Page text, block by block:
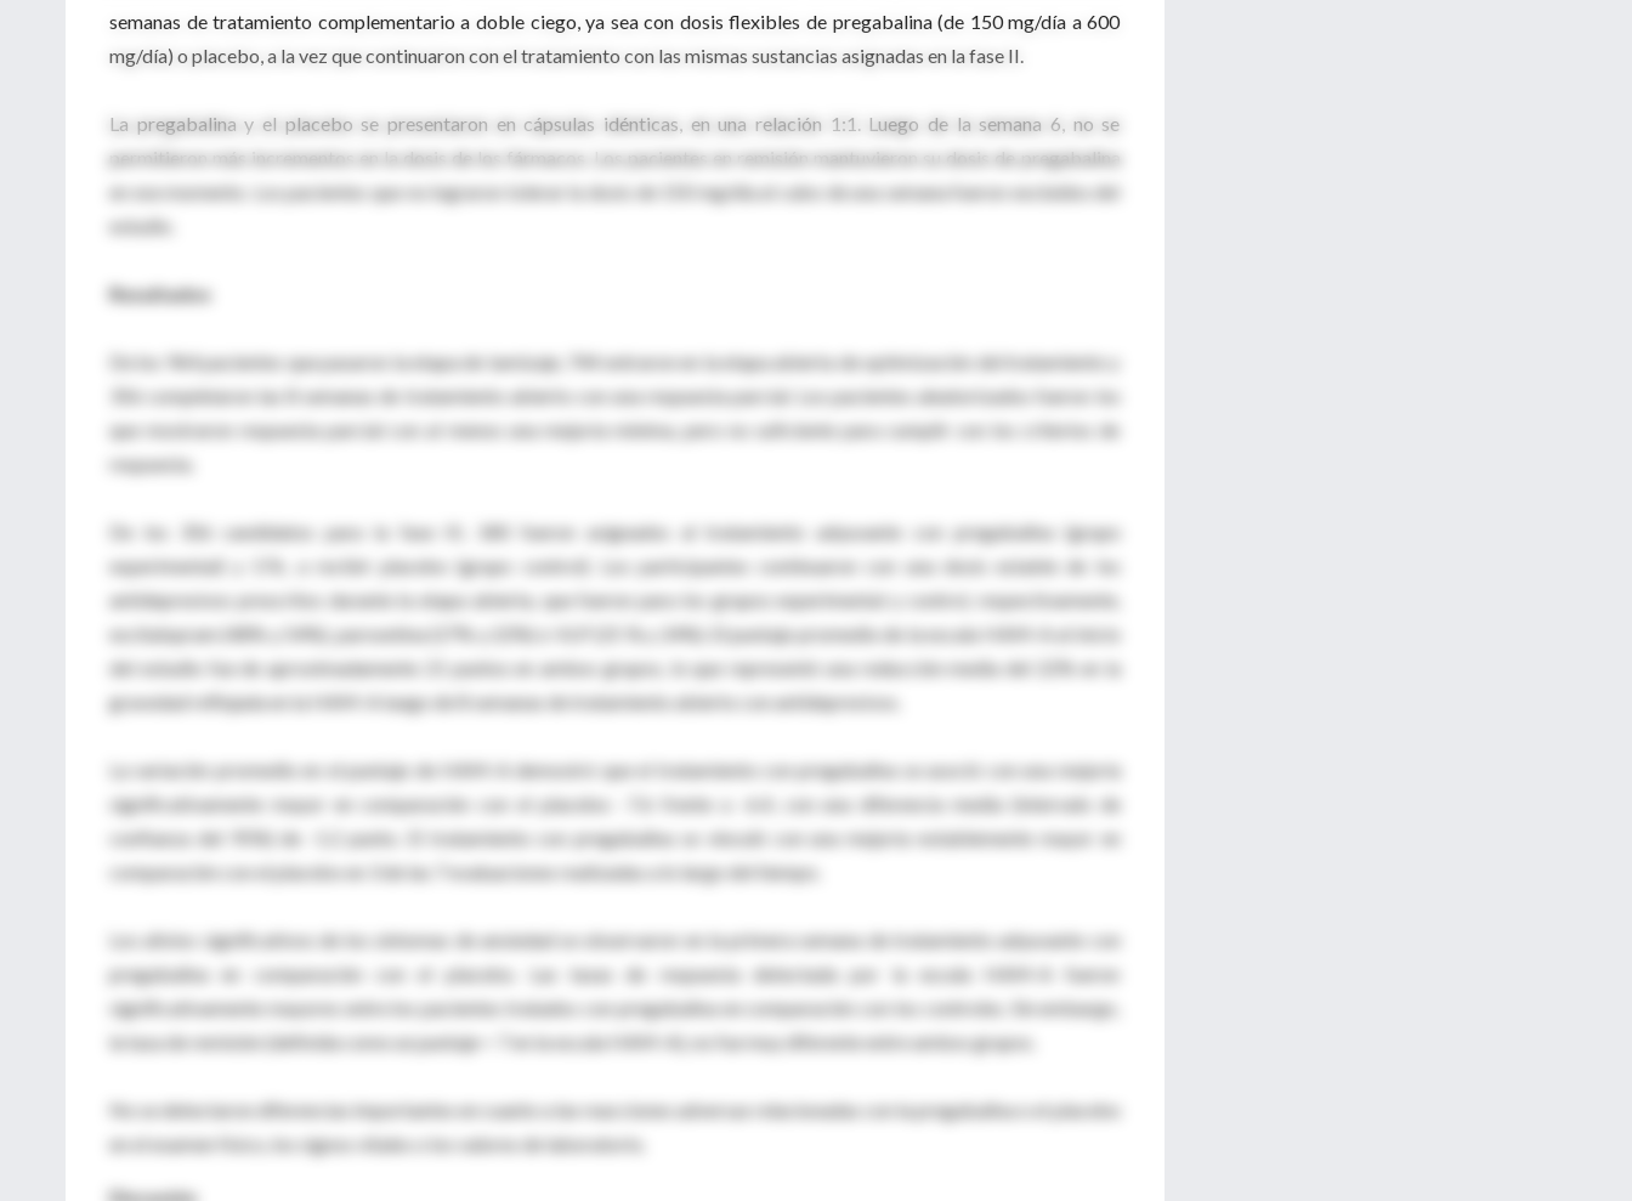
semanas de tratamiento complementario a doble ciego, ya sea con dosis flexibles de pregabalina (de 150 mg/día a 600
mg/día) o placebo, a la vez que continuaron con el tratamiento con las mismas sustancias asignadas en la fase II.
La pregabalina y el placebo se presentaron en cápsulas idénticas, en una relación 1:1. Luego de la semana 6, no se
permitieron más incrementos en la dosis de los fármacos. Los pacientes en remisión mantuvieron su dosis de pregabalina
en ese momento. Los pacientes que no lograron tolerar la dosis de 150 mg/día al cabo de una semana fueron excluidos del
estudio.
Resultados
De los 964 pacientes que pasaron la etapa de tamizaje, 744 entraron en la etapa abierta de optimización del tratamiento y
356 completaron las 8 semanas de tratamiento abierto con una respuesta parcial. Los pacientes aleatorizados fueron los
que mostraron respuesta parcial con al menos una mejoría mínima, pero no suficiente para cumplir con los criterios de
respuesta.
De los 356 candidatos para la fase III, 180 fueron asignados al tratamiento adyuvante con pregabalina (grupo
experimental) y 176, a recibir placebo (grupo control). Los participantes continuaron con una dosis estable de los
antidepresivos prescritos durante la etapa abierta, que fueron para los grupos experimental y control, respectivamente,
escitalopram (48% y 54%), paroxetina (27% y 22%) o VLP (25 % y 24%). El puntaje promedio de la escala HAM-A al inicio
del estudio fue de aproximadamente 21 puntos en ambos grupos, lo que representó una reducción media del 22% en la
gravedad reflejada en la HAM-A luego de 8 semanas de tratamiento abierto con antidepresivos.
La variación promedio en el puntaje de HAM-A demostró que el tratamiento con pregabalina se asoció con una mejoría
significativamente mayor en comparación con el placebo: -7.6 frente a -6.4, con una diferencia media (intervalo de
confianza del 95%) de -1.2 punto. El tratamiento con pregabalina se vinculó con una mejoría notablemente mayor en
comparación con el placebo en 3 de las 7 evaluaciones realizadas a lo largo del tiempo.
Los alivios significativos de los síntomas de ansiedad se observaron en la primera semana de tratamiento adyuvante con
pregabalina en comparación con el placebo. Las tasas de respuesta detectada por la escala HAM-A fueron
significativamente mayores entre los pacientes tratados con pregabalina en comparación con los controles. Sin embargo,
la tasa de remisión (definida como un puntaje < 7 en la escala HAM-A), no fue muy diferente entre ambos grupos.
No se detectaron diferencias importantes en cuanto a las reacciones adversas relacionadas con la pregabalina o el placebo
en el examen físico, los signos vitales o los valores de laboratorio.
Discusión